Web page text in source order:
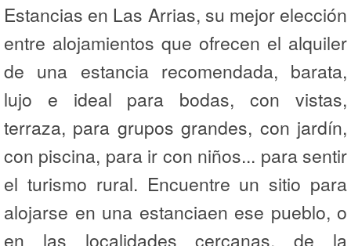
Estancias en Las Arrias, su mejor elección
entre alojamientos que ofrecen el alquiler
de una estancia recomendada, barata,
lujo e ideal para bodas, con vistas,
terraza, para grupos grandes, con jardín,
con piscina, para ir con niños... para sentir
el turismo rural. Encuentre un sitio para
alojarse en una estanciaen ese pueblo, o
en las localidades cercanas, de la